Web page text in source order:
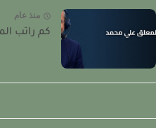
منذ عام
كم راتب